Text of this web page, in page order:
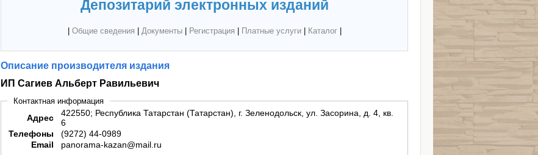
Депозитарий электронных изданий
Общие сведения Документы| Регистрация Платные услуги| Каталог|
Описание производителя издания
ИП Сагиев Альберт Равильевич
Контактная информация
Адрес
422550; Республика Татарстан (Татарстан), г. Зеленодольск, ул. Засорина, д. 4, кв.
6
Телефоны
(9272) 44-0989
Email
panorama-kazan@mail.ru